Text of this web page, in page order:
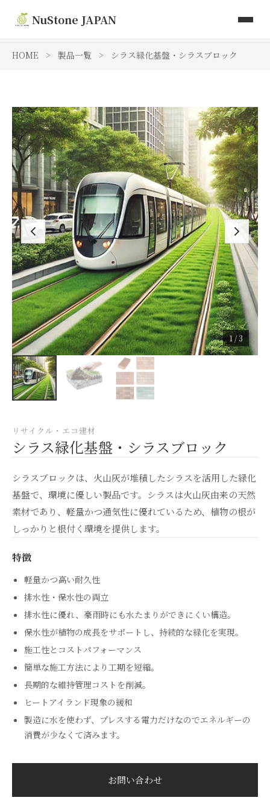
NuStone JAPAN
Toki Artisan Tiles
お問い合わせ
HOME > 製品一覧 > シラス緑化基盤・シラスブロック
1 / 3
リサイクル・エコ建材
シラス緑化基盤・シラスブロック
シラスブロックは、火山灰が堆積したシラスを活用した緑化
基盤で、環境に優しい製品です。シラスは火山灰由来の天然
素材であり、軽量かつ通気性に優れているため、植物の根が
しっかりと根付く環境を提供します。
特徴
軽量かつ高い耐久性
排水性・保水性の両立
排水性に優れ、豪雨時にも水たまりができにくい構造。
保水性が植物の成長をサポートし、持続的な緑化を実現。
施工性とコストパフォーマンス
簡単な施工方法により工期を短縮。
長期的な維持管理コストを削減。
ヒートアイランド現象の緩和
製造に水を使わず、プレスする電力だけなのでエネルギーの
消費が少なくて済みます。
お問い合わせ